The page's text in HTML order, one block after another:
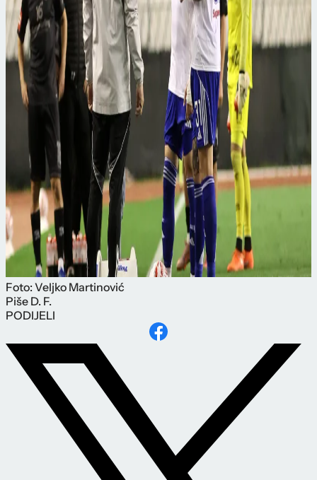
Foto: Veljko Martinović
Piše D. F.
PODIJELI